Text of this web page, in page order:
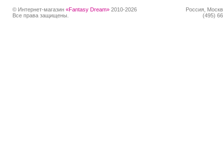
© Интернет-магазин «Fantasy Dream» 2010-2026
Все права защищены.
Россия,
(495)